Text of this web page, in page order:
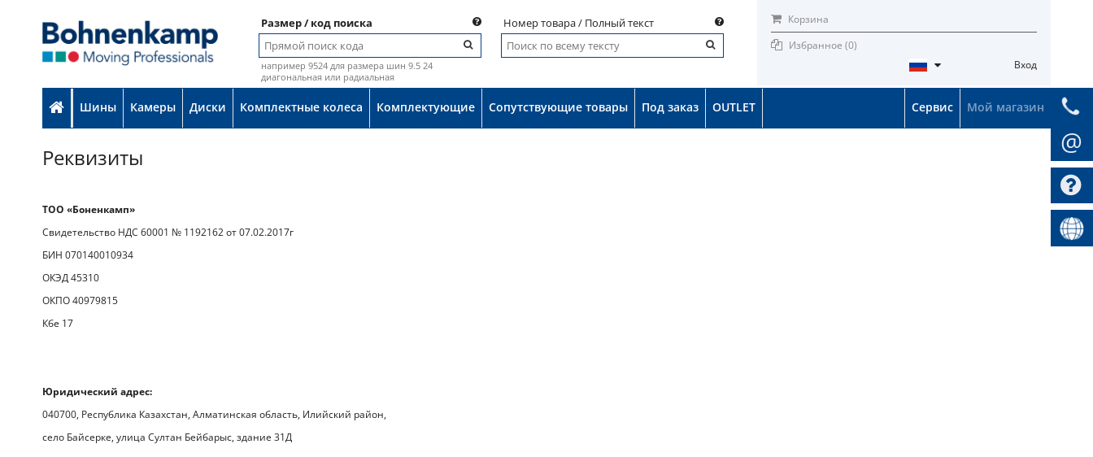
Номер товара / Полный текст
Размер / код поиска
например 9524 для размера шин 9.5 24
диагональная или радиальная
Корзина
Избранное (0)
Вход
Шины Камеры Диски Комплектные колеса Комплектующие Сопутствующие товары Под заказ OUTLET Мой магазин
Сервис
Реквизиты
ТОO «Боненкамп»
Свидетельство НДС 60001 № 1192162 от 07.02.2017г
БИН 070140010934
ОКЭД 45310
ОКПО 40979815
Кбе 17
Юридический адрес:
040700, Республика Казахстан, Алматинская область, Илийский район,
село Байсерке, улица Султан Бейбарыс, здание 31Д
@